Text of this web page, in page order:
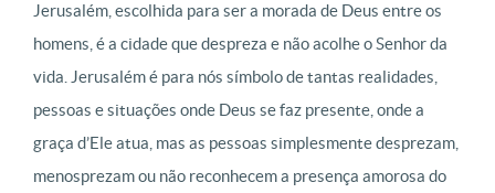
Jerusalém, escolhida para ser a morada de Deus entre os
homens, é a cidade que despreza e não acolhe o Senhor da
vida. Jerusalém é para nós símbolo de tantas realidades,
pessoas e situações onde Deus se faz presente, onde a
graça d’Ele atua, mas as pessoas simplesmente desprezam,
menosprezam ou não reconhecem a presença amorosa do